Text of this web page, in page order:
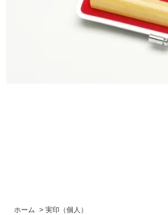
ホーム > 実印（個人）